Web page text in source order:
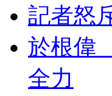
記者怒
於根偉
全力